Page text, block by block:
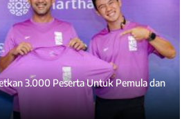
3.000 Peserta Untuk Pemula dan